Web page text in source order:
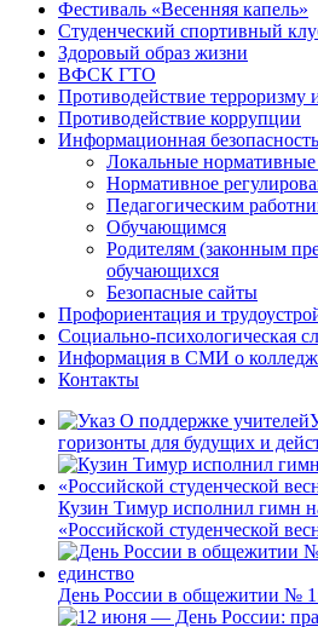
Фестиваль «Весенняя капель»
Студенческий спортивный
Здоровый образ жизни
ВФСК ГТО
Противодействие терроризму
Противодействие коррупции
Информационная безопасность
Локальные
Нормативное
Педагогическим
Обучающимся
Родителям (законным
обучающихся
Безопасные сайты
Профориентация и
Социально-психологическая
Информация в СМИ о
Контакты
горизонты для будущих и
Кузин Тимур исполнил гимн
«Российской студенческой
День России в общежитии № 1: